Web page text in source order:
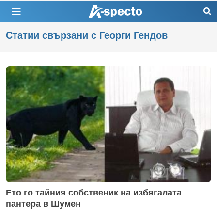
Статии свързани с Георги Гендов
Ето го тайния собственик на избягалата
пантера в Шумен